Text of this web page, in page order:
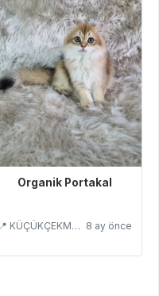
Organik Portakal
📍 KÜÇÜKÇEKMECE/İSTANBUL 8 ay önce